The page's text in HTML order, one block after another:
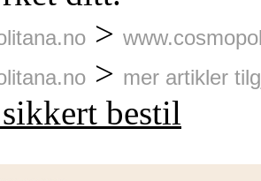
>
> mer artikler
bestil